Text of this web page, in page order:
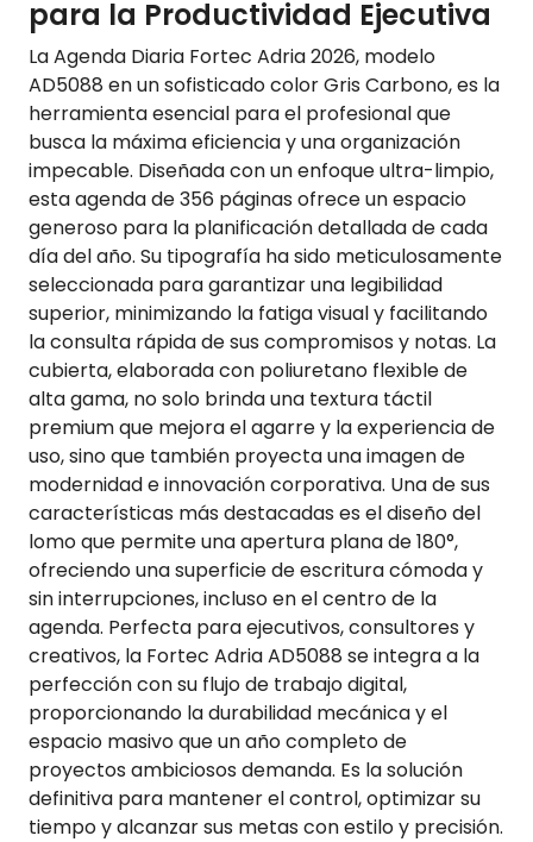
para la Productividad Ejecutiva
La Agenda Diaria Fortec Adria 2026, modelo
AD5088 en un sofisticado color Gris Carbono, es la
herramienta esencial para el profesional que
busca la máxima eficiencia y una organización
impecable. Diseñada con un enfoque ultra-limpio,
esta agenda de 356 páginas ofrece un espacio
generoso para la planificación detallada de cada
día del año. Su tipografía ha sido meticulosamente
seleccionada para garantizar una legibilidad
superior, minimizando la fatiga visual y facilitando
la consulta rápida de sus compromisos y notas. La
cubierta, elaborada con poliuretano flexible de
alta gama, no solo brinda una textura táctil
premium que mejora el agarre y la experiencia de
uso, sino que también proyecta una imagen de
modernidad e innovación corporativa. Una de sus
características más destacadas es el diseño del
lomo que permite una apertura plana de 180°,
ofreciendo una superficie de escritura cómoda y
sin interrupciones, incluso en el centro de la
agenda. Perfecta para ejecutivos, consultores y
creativos, la Fortec Adria AD5088 se integra a la
perfección con su flujo de trabajo digital,
proporcionando la durabilidad mecánica y el
espacio masivo que un año completo de
proyectos ambiciosos demanda. Es la solución
definitiva para mantener el control, optimizar su
tiempo y alcanzar sus metas con estilo y precisión.